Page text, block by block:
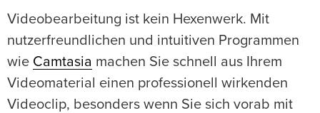
Videobearbeitung ist kein Hexenwerk. Mit
nutzerfreundlichen und intuitiven Programmen
wie Camtasia machen Sie schnell aus Ihrem
Videomaterial einen professionell wirkenden
Videoclip, besonders wenn Sie sich vorab mit